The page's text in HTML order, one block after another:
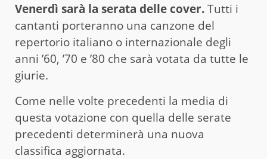
Venerdì sarà la serata delle cover.Tutti i
cantanti porteranno una canzone del
repertorio italiano o internazionale degli
anni ’60, ’70 e ’80 che sarà votata da tutte le
giurie.
Come nelle volte precedenti la media di
questa votazione con quella delle serate
precedenti determinerà una nuova
classifica aggiornata.